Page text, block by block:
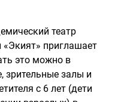
театр
«Экият» приглашает
это можно в
зрительные залы и
с 6 лет (дети